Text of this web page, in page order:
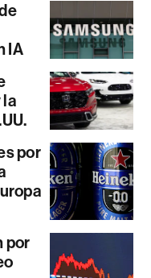
IA
la
por
por